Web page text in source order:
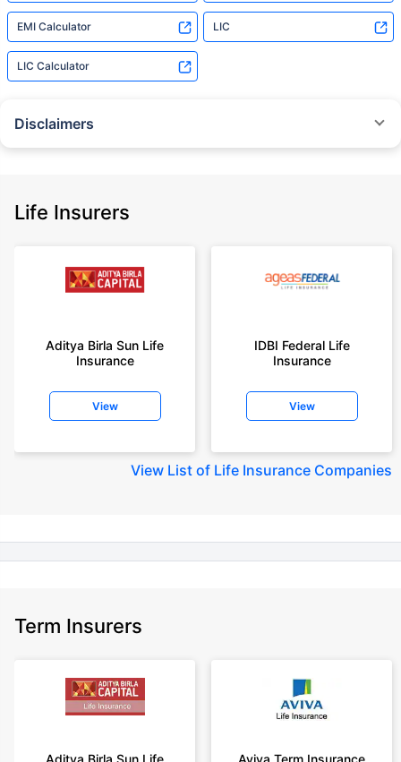
EMI Calculator LIC
LIC Calculator
Disclaimers
Policybazaar does not endorse, rate or recommend any particular insurer
+On the basis of your profile
years of age, rounded off to nearest 10
insurance for an 18 year-old male, non-smoker, with no pre-existing
diseases, cover upto 30 years of age rounded off to nearest 10
old male, non-smoker, with no pre-existing diseases, cover upto 30 years
+Rs. 15/day is starting price for a 75 lakhs term life insurance for an 18
+Rs. 504/month is starting price for a 1.5 crore term life insurance for an 18
+Rs. 494/month is starting price for a 2 crore term life insurance for an 18
year-old male, non-smoker, with no pre-existing diseases, cover upto 30
+Rs. 636/month is starting price for a 3 crore term life insurance for an 18
Life Insurers
Aditya Birla Sun Life
Insurance
View
IDBI Federal Life
Insurance
View
View List of Life Insurance Companies
Term Insurers